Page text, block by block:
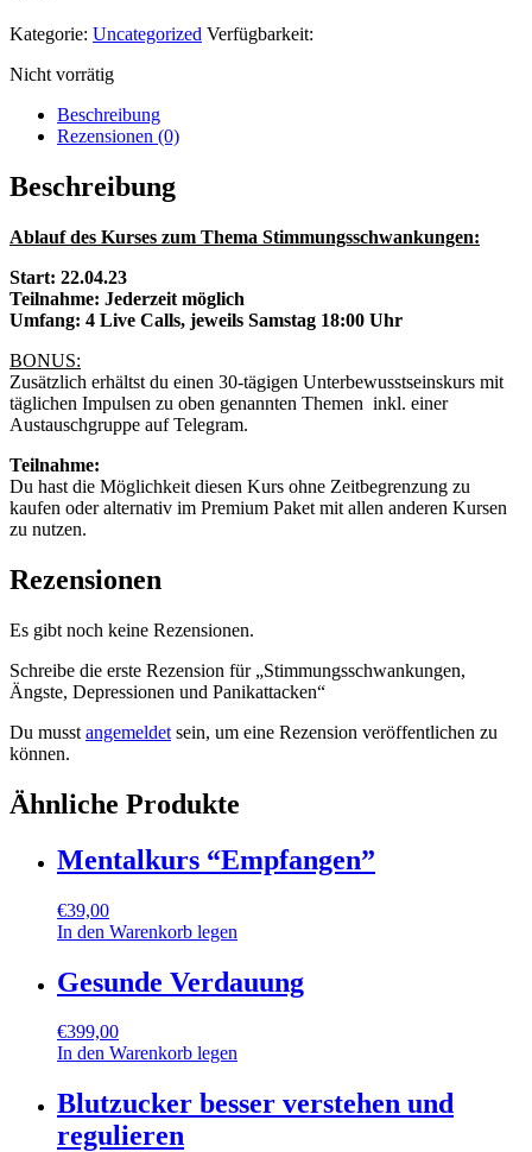
Kategorie: Uncategorized Verfügbarkeit:
Nicht vorrätig
Beschreibung
Rezensionen (0)
Beschreibung
Ablauf des Kurses zum Thema Stimmungsschwankungen:
Start: 22.04.23
Teilnahme: Jederzeit möglich
Umfang: 4 Live Calls, jeweils Samstag 18:00 Uhr
BONUS:
Zusätzlich erhältst du einen 30-tägigen Unterbewusstseinskurs mit
täglichen Impulsen zu oben genannten Themen inkl. einer
Austauschgruppe auf Telegram.
Teilnahme:
Du hast die Möglichkeit diesen Kurs ohne Zeitbegrenzung zu
kaufen oder alternativ im Premium Paket mit allen anderen Kursen
zu nutzen.
Rezensionen
Es gibt noch keine Rezensionen.
Schreibe die erste Rezension für „Stimmungsschwankungen,
Ängste, Depressionen und Panikattacken“
Du musst angemeldet sein, um eine Rezension veröffentlichen zu
können.
Ähnliche Produkte
Mentalkurs “Empfangen”
€39,00
In den Warenkorb legen
Gesunde Verdauung
€399,00
In den Warenkorb legen
Blutzucker besser verstehen und
regulieren